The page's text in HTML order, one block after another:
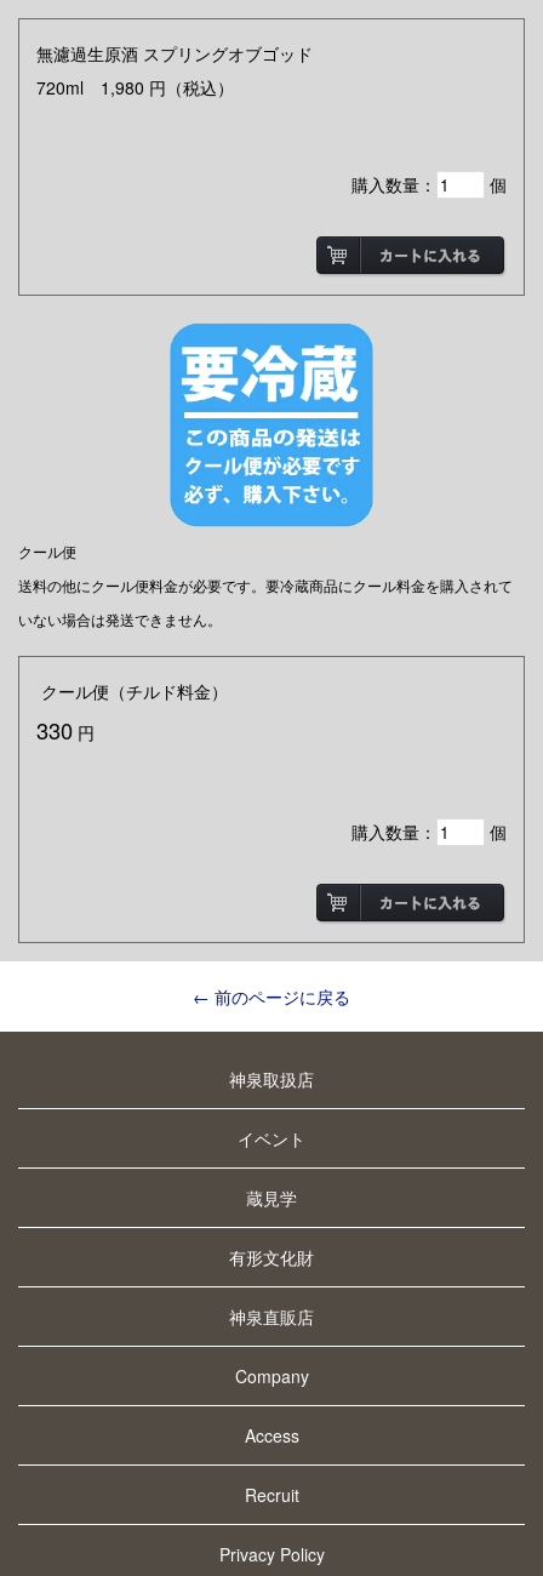
無濾過生原酒 スプリングオブゴッド
720ml 1,980 円 （税込）
購入数量： 個
クール便
送料の他にクール便料金が必要です。要冷蔵商品にクール料金を購入されて
いない場合は発送できません。
クール便（チルド料金）
330 円
購入数量： 個
← 前のページに戻る
神泉取扱店
イベント
蔵見学
有形文化財
神泉直販店
Company
Access
Recruit
Privacy Policy